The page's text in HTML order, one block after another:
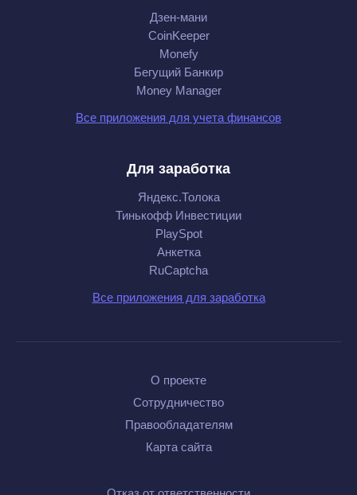
Дзен-мани
CoinKeeper
Monefy
Бегущий Банкир
Money Manager
Все приложения для учета финансов
Для заработка
Яндекс.Толока
Тинькофф Инвестиции
PlaySpot
Анкетка
RuCaptcha
Все приложения для заработка
О проекте
Сотрудничество
Правообладателям
Карта сайта